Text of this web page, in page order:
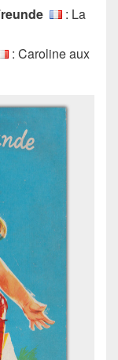
: La
: Caroline aux